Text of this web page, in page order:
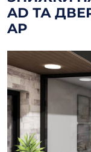
AD ТА
AP